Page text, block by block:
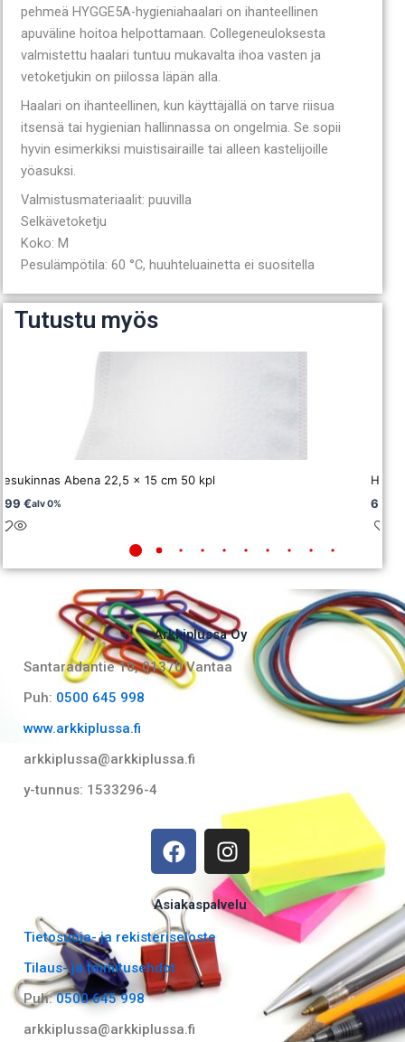
pehmeä HYGGE5A-hygieniahaalari on ihanteellinen
apuväline hoitoa helpottamaan. Collegeneuloksesta
valmistettu haalari tuntuu mukavalta ihoa vasten ja
vetoketjukin on piilossa läpän alla.
Haalari on ihanteellinen, kun käyttäjällä on tarve riisua
itsensä tai hygienian hallinnassa on ongelmia. Se sopii
hyvin esimerkiksi muistisairaille tai alleen kastelijoille
yöasuksi.
Valmistusmateriaalit: puuvilla
Selkävetoketju
Koko: M
Pesulämpötila: 60 °C, huuhteluainetta ei suositella
Tutustu myös
Abena 22,5 x 15 cm 50 kpl
€alv 0%
65,10
Arkkiplussa Oy
Santaradantie 10, 01370 Vantaa​
Puh: 0500 645 998
www.arkkiplussa.fi
arkkiplussa@arkkiplussa.fi
y-tunnus: 1533296-4
F
a
c
e
b
o
o
k
I
n
s
t
a
Asiakaspalvelu
Tietosuoja- ja rekisteriseloste
Tilaus- ja toimitusehdot
Puh:0500 645 998
arkkiplussa@arkkiplussa.fi